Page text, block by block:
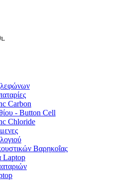
Carbon
- Button Cell
Chloride
Βαρηκοΐας
Laptop